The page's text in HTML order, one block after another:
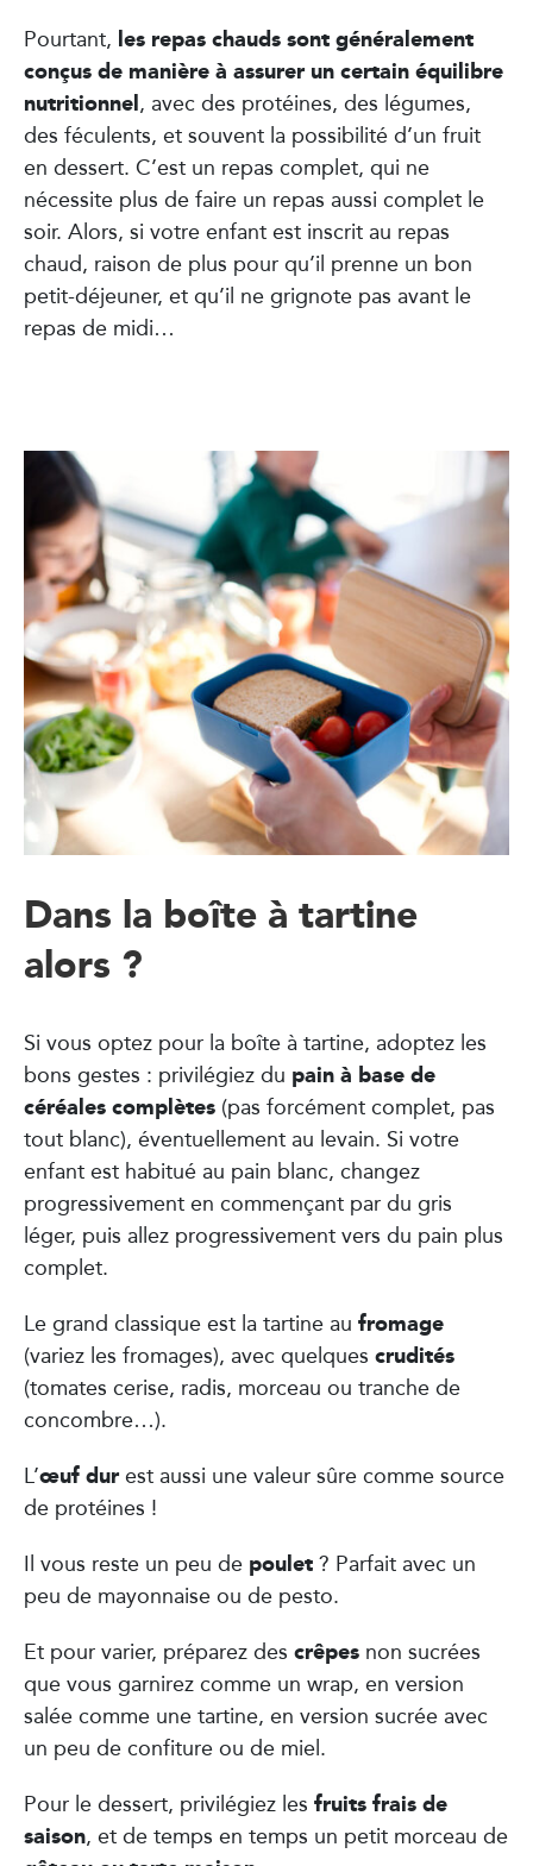
Pourtant, les repas chauds sont généralement
conçus de manière à assurer un certain équilibre
nutritionnel, avec des protéines, des légumes,
des féculents, et souvent la possibilité d’un fruit
en dessert. C’est un repas complet, qui ne
nécessite plus de faire un repas aussi complet le
soir. Alors, si votre enfant est inscrit au repas
chaud, raison de plus pour qu’il prenne un bon
petit-déjeuner, et qu’il ne grignote pas avant le
repas de midi…
Dans la boîte à tartine
alors ?
Si vous optez pour la boîte à tartine, adoptez les
bons gestes : privilégiez du pain à base de
céréales complètes (pas forcément complet, pas
tout blanc), éventuellement au levain. Si votre
enfant est habitué au pain blanc, changez
progressivement en commençant par du gris
léger, puis allez progressivement vers du pain plus
complet.
Le grand classique est la tartine au fromage
(variez les fromages), avec quelques crudités
(tomates cerise, radis, morceau ou tranche de
concombre…).
L’œuf durest aussi une valeur sûre comme source
de protéines !
Il vous reste un peu de poulet? Parfait avec un
peu de mayonnaise ou de pesto.
Et pour varier, préparez des crêpes non sucrées
que vous garnirez comme un wrap, en version
salée comme une tartine, en version sucrée avec
un peu de confiture ou de miel.
Pour le dessert, privilégiez les fruits frais de
saison, et de temps en temps un petit morceau de